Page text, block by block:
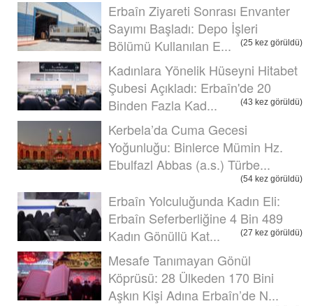
Erbaîn Ziyareti Sonrası Envanter
Sayımı Başladı: Depo İşleri
Bölümü Kullanılan E...
(25 kez görüldü)
Kadınlara Yönelik Hüseyni Hitabet
Şubesi Açıkladı: Erbaîn'de 20
Binden Fazla Kad...
(43 kez görüldü)
Kerbela’da Cuma Gecesi
Yoğunluğu: Binlerce Mümin Hz.
Ebulfazl Abbas (a.s.) Türbe...
(54 kez görüldü)
Erbaîn Yolculuğunda Kadın Eli:
Erbaîn Seferberliğine 4 Bin 489
Kadın Gönüllü Kat...
(27 kez görüldü)
Mesafe Tanımayan Gönül
Köprüsü: 28 Ülkeden 170 Bini
Aşkın Kişi Adına Erbaîn’de N...